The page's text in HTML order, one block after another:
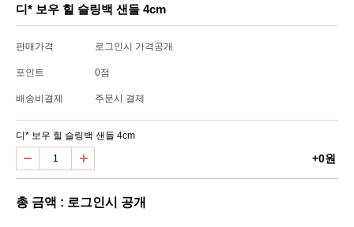
디* 보우 힐 슬링백 샌들 4cm
판매가격 로그인시 가격공개
포인트 0점
배송비결제 주문시 결제
디* 보우 힐 슬링백 샌들 4cm
+0원
총 금액 : 로그인시 공개